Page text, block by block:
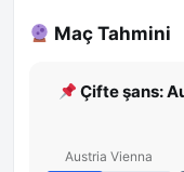
Maç Tahmini
Çifte şans:
Austria Vienna